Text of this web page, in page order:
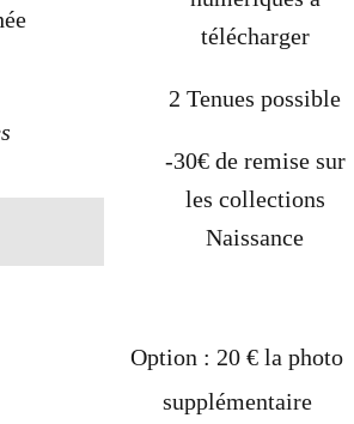
télécharger
2 Tenues possible
-30€ de remise sur
les collections
Naissance
Option : 20 € la photo
supplémentaire